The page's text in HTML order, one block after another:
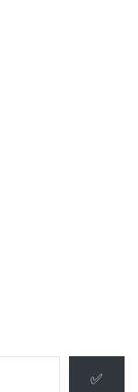
✅